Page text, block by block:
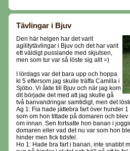
Tävlingar i Bjuv
Den här helgen har det varit
agilitytävlingar i Bjuv och det har varit
ett väldigt pusslande med skjutsen,
men som tur var så löste sig allt =)
I lördags var det bara upp och hoppa
kl 5 eftersom jag skulle träffa Camilla i
Sjöbo. Vi åkte till Bjuv och när jag kom
dit började det med att jag skulle gå
två banvandringar samtidigt, men det
Ag 1: Fia hade jättebra fart över hunder
som om hon tittade på domaren och
om innan. Sen fortsatte hon banan i
domaren eller vad det nu var som hon
hinder men fick tidsfel.
Ho 1: Hade bra fart i banan, inte snabbt